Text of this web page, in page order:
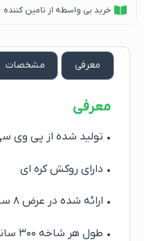
خرید بی واسطه از تامین کننده
معرفی مشخصات
معرفی
• تولید شده از پی وی
• دارای روکش کره ای
• ارائه شده در عرض ۸ سانتیمتر
• طول هر شاخه ۳۰۰ سانتی متر